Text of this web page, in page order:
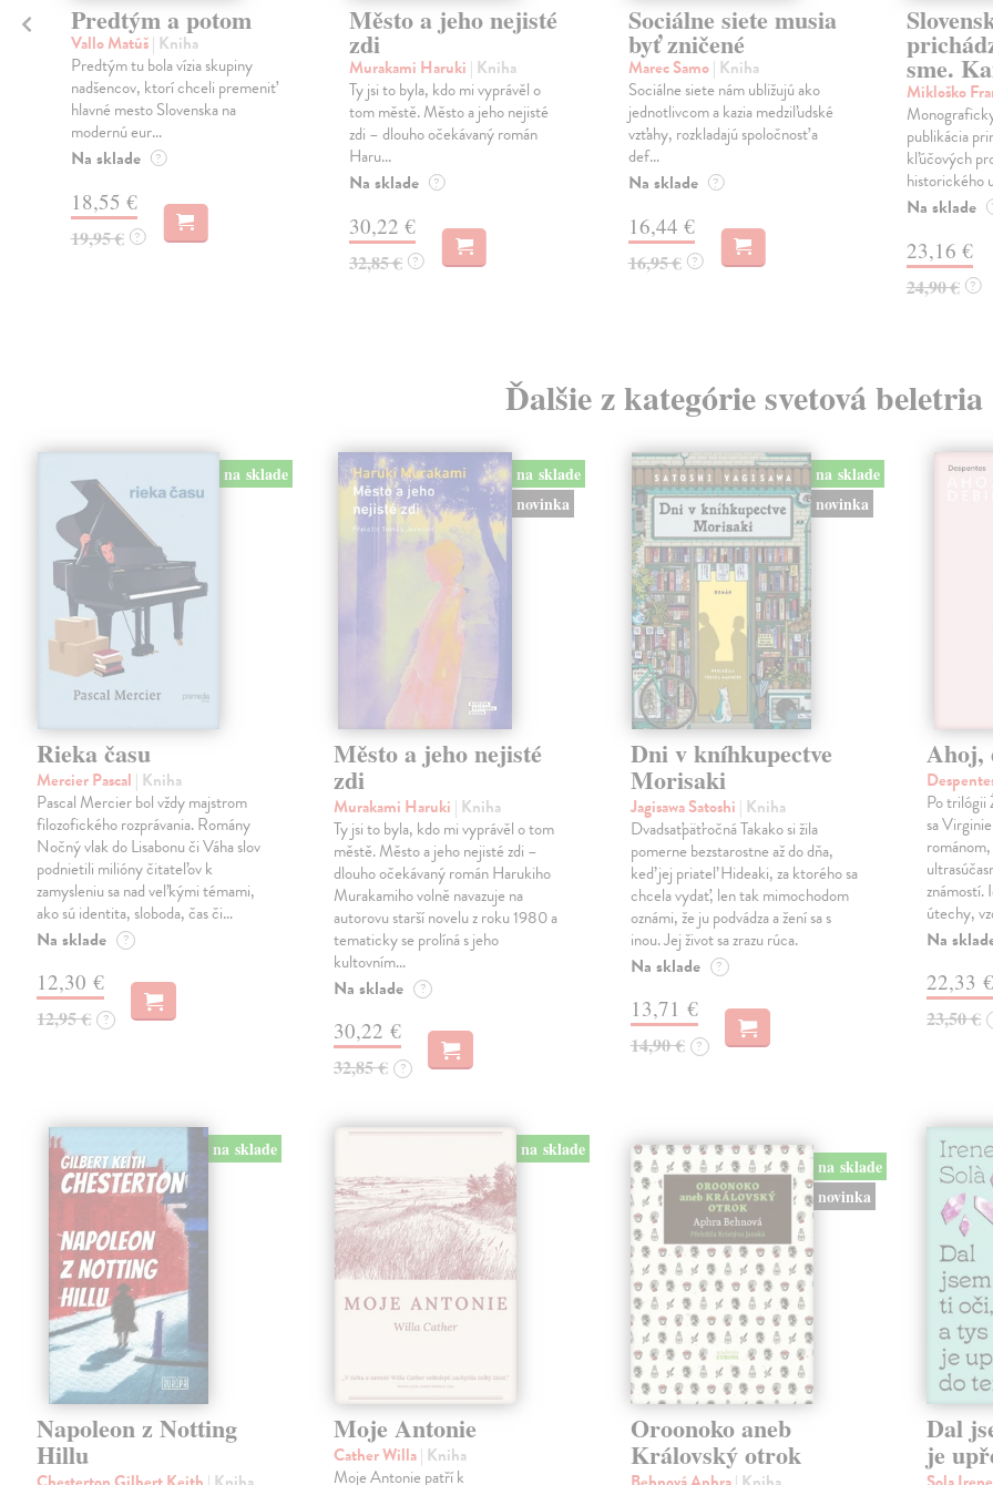
Predtým a potom
Vallo Matúš| Kniha
Predtým tu bola vízia skupiny
nadšencov, ktorí chceli premeniť
hlavné mesto Slovenska na
modernú eur...
Na sklade ?
18,55 €
19,95 € ?
Město a jeho nejisté
zdi
Murakami Haruki | Kniha
Ty jsi to byla, kdo mi vyprávěl o
tom městě. Město a jeho nejisté
zdi – dlouho očekávaný román
Haru...
Na sklade ?
30,22 €
32,85 € ?
Sociálne siete musia
byť zničené
Marec Samo| Kniha
Sociálne siete nám ubližujú ako
jednotlivcom a kazia medziľudské
vzťahy, rozkladajú spoločnosť a
def...
Na sklade ?
16,44 €
16,95 € ?
sme.
Mikloško
publikácia
kľúčových
historického
Na sklade
23,16 €
24,90 € ?
Ďalšie z kategórie svetová beletria
na sklade
Rieka času
Mercier Pascal | Kniha
Pascal Mercier bol vždy majstrom
filozofického rozprávania. Romány
Nočný vlak do Lisabonu či Váha slov
podnietili milióny čitateľov k
zamysleniu sa nad veľkými témami,
ako sú identita, sloboda, čas či…
Na sklade ?
12,30 €
12,95 € ?
na sklade
novinka
Město a jeho nejisté
zdi
Murakami Haruki | Kniha
Ty jsi to byla, kdo mi vyprávěl o tom
městě. Město a jeho nejisté zdi –
dlouho očekávaný román Harukiho
Murakamiho volně navazuje na
autorovu starší novelu z roku 1980 a
tematicky se prolíná s jeho
kultovním…
Na sklade ?
30,22 €
32,85 € ?
na sklade
novinka
Dni v kníhkupectve
Morisaki
Jagisawa Satoshi | Kniha
Dvadsaťpäťročná Takako si žila
pomerne bezstarostne až do dňa,
keď jej priateľ Hideaki, za ktorého sa
chcela vydať, len tak mimochodom
oznámi, že ju podvádza a žení sa s
inou. Jej život sa zrazu rúca.
Na sklade ?
13,71 €
14,90 € ?
Ahoj,
Po trilógii
sa
známostí.
útechy,
Na
22,33 €
23,50 €
na sklade
Napoleon z Notting
Hillu
na sklade
Moje Antonie
Cather Willa| Kniha
Moje Antonie patří k
na sklade
novinka
Oroonoko aneb
Královský otrok
Dal
je